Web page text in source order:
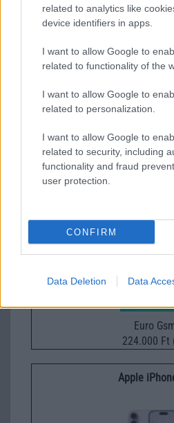
related to analytics like
device identifiers in apps.
I want to allow Google to
related to functionality of the
I want to allow Google to
related to personalization.
I want to allow Google to
related to security, including
functionality and fraud
user protection.
CONFIRM
Data Deletion Data
Apple
Euro
269.000 Ft
Euro
224.000 Ft
Apple